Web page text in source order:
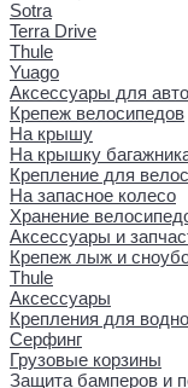
Sotra
Terra Drive
Thule
Yuago
Аксессуары для
Крепеж велосипедов
На крышу
На крышку
Крепление для
На запасное колесо
Хранение
Аксессуары и
Крепеж лыж и
Thule
Аксессуары
Крепления для
Серфинг
Грузовые корзины
Защита бамперов и